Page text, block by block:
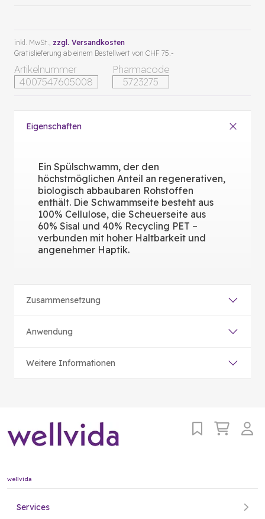
Artikelnummer
4007547605008
Pharmacode
5723275
inkl. MwSt., zzgl. Versandkosten
Gratislieferung ab einem Bestellwert von CHF 75.-
Eigenschaften
Ein Spülschwamm, der den
höchstmöglichen Anteil an regenerativen,
biologisch abbaubaren Rohstoffen
enthält. Die Schwammseite besteht aus
100% Cellulose, die Scheuerseite aus
60% Sisal und 40% Recycling PET –
verbunden mit hoher Haltbarkeit und
angenehmer Haptik.
Zusammensetzung
Anwendung
Weitere Informationen
wellvida
Services